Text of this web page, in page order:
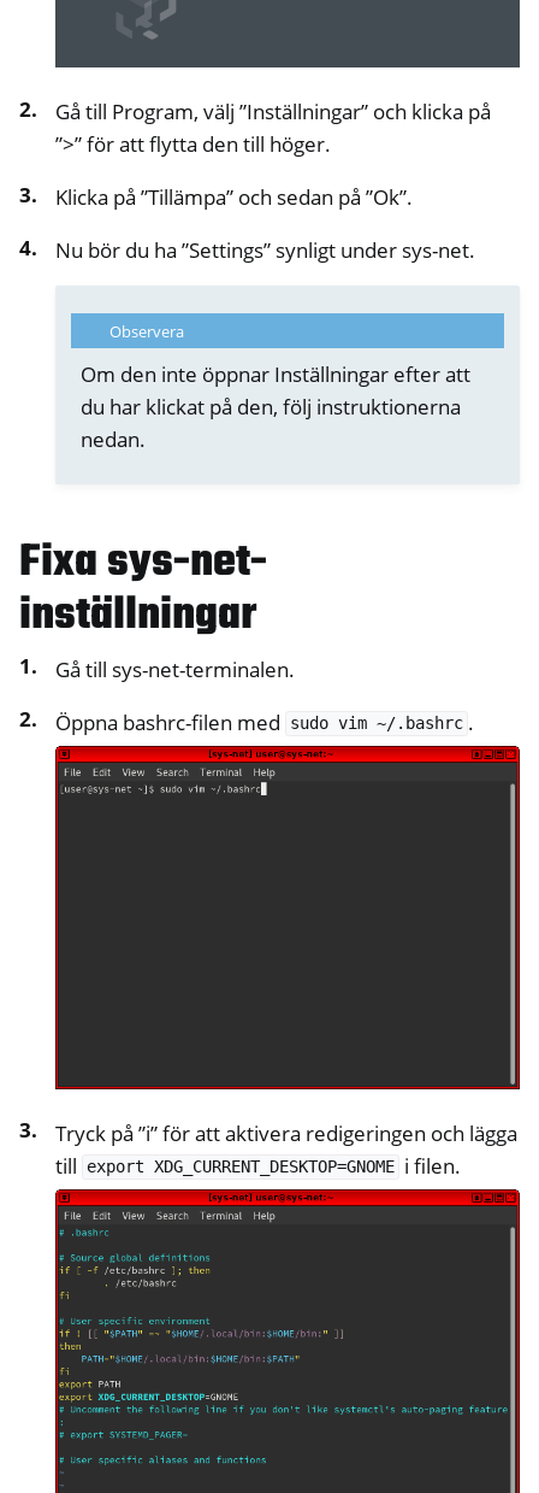
navigation of NitroPhone, NitroTablet
navigation of NextBox
navigation of NetHSM
navigation of Programvara
Gå till Program, välj ”Inställningar” och klicka på
”>” för att flytta den till höger.
Klicka på ”Tillämpa” och sedan på ”Ok”.
Nu bör du ha ”Settings” synligt under sys-net.
Observera
Om den inte öppnar Inställningar efter att
du har klickat på den, följ instruktionerna
nedan.
Fixa sys-net-
inställningar
Gå till sys-net-terminalen.
Öppna bashrc-filen med
sudo vim ~/.bashrc .
Tryck på ”i” för att aktivera redigeringen och lägga
till
export XDG_CURRENT_DESKTOP=GNOME i filen.